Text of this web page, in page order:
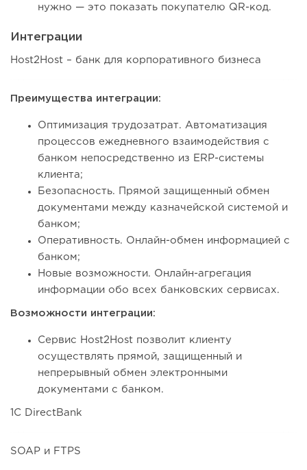
нужно — это показать покупателю QR-код.
Интеграции
Host2Host – банк для корпоративного бизнеса
Преимущества интеграции:
Оптимизация трудозатрат. Автоматизация
процессов ежедневного взаимодействия с
банком непосредственно из ERP-системы
клиента;
Безопасность. Прямой защищенный обмен
документами между казначейской системой и
банком;
Оперативность. Онлайн-обмен информацией с
банком;
Новые возможности. Онлайн-агрегация
информации обо всех банковских сервисах.
Возможности интеграции:
Сервис Host2Host позволит клиенту
осуществлять прямой, защищенный и
непрерывный обмен электронными
документами с банком.
1C DirectBank
SOAP и FTPS